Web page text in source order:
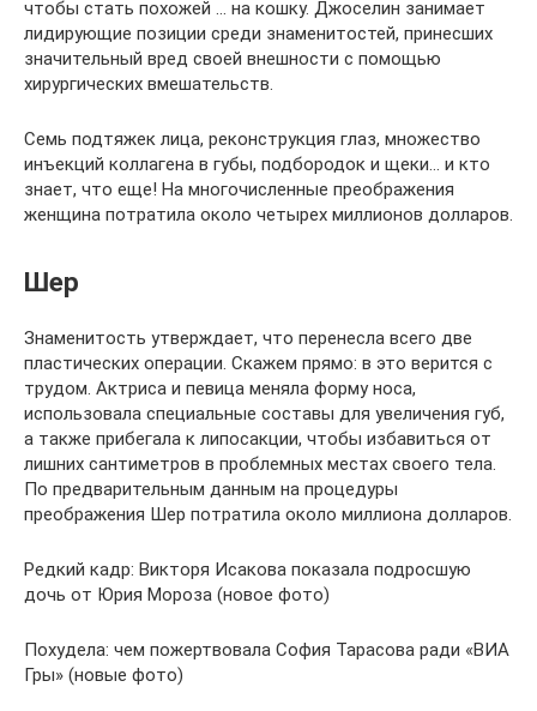
чтобы стать похожей … на кошку. Джоселин занимает
лидирующие позиции среди знаменитостей, принесших
значительный вред своей внешности с помощью
хирургических вмешательств.
Семь подтяжек лица, реконструкция глаз, множество
инъекций коллагена в губы, подбородок и щеки… и кто
знает, что еще! На многочисленные преображения
женщина потратила около четырех миллионов долларов.
Шер
Знаменитость утверждает, что перенесла всего две
пластических операции. Скажем прямо: в это верится с
трудом. Актриса и певица меняла форму носа,
использовала специальные составы для увеличения губ,
а также прибегала к липосакции, чтобы избавиться от
лишних сантиметров в проблемных местах своего тела.
По предварительным данным на процедуры
преображения Шер потратила около миллиона долларов.
Редкий кадр: Викторя Исакова показала подросшую
дочь от Юрия Мороза (новое фото)
Похудела: чем пожертвовала София Тарасова ради «ВИА
Гры» (новые фото)